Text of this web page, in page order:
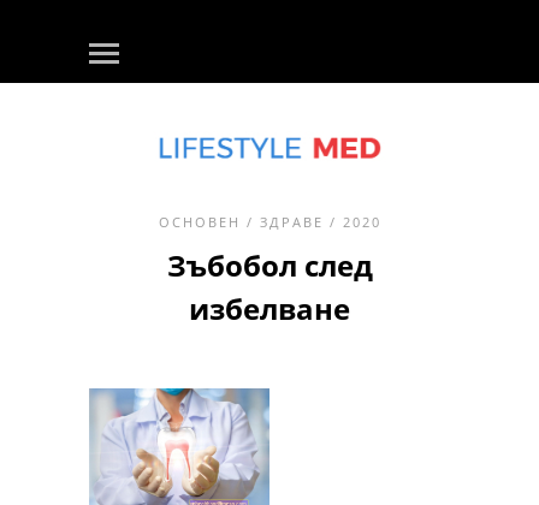
ОСНОВЕН / ЗДРАВЕ / 2020
Зъбобол след
избелване